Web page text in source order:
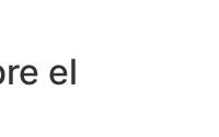
el